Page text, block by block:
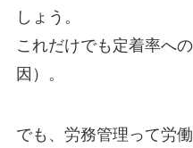
しょう。
これだけでも定着率へ
因）。
でも、労務管理って労